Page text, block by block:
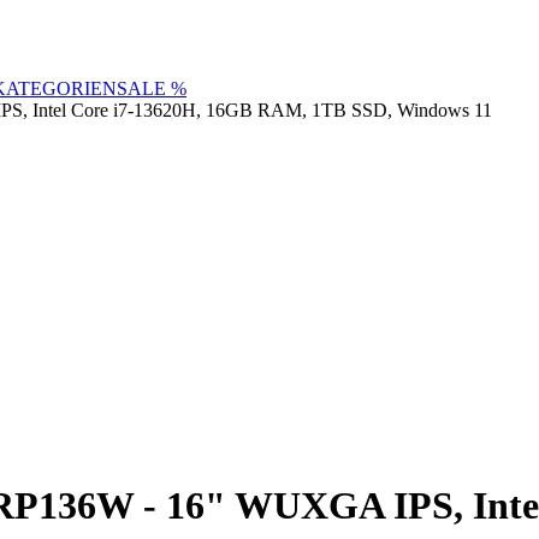
SALE %
Intel Core i7-13620H, 16GB RAM, 1TB SSD, Windows 11
- 16" WUXGA IPS,